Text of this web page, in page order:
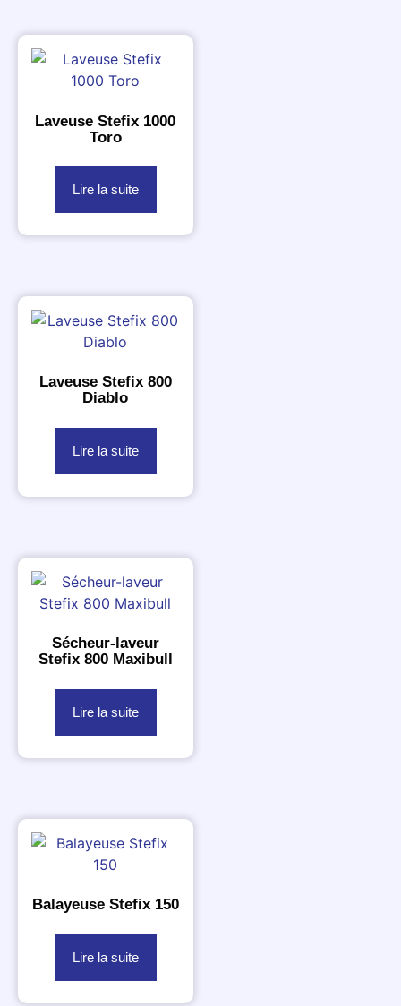
Laveuse Stefix 1000
Toro
Lire la suite
Laveuse Stefix 800
Diablo
Lire la suite
Sécheur-laveur
Stefix 800 Maxibull
Lire la suite
Balayeuse Stefix 150
Lire la suite